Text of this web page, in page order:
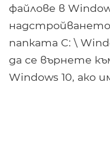
файлове в
папката C: \
да се върнете
Windows 10, ако